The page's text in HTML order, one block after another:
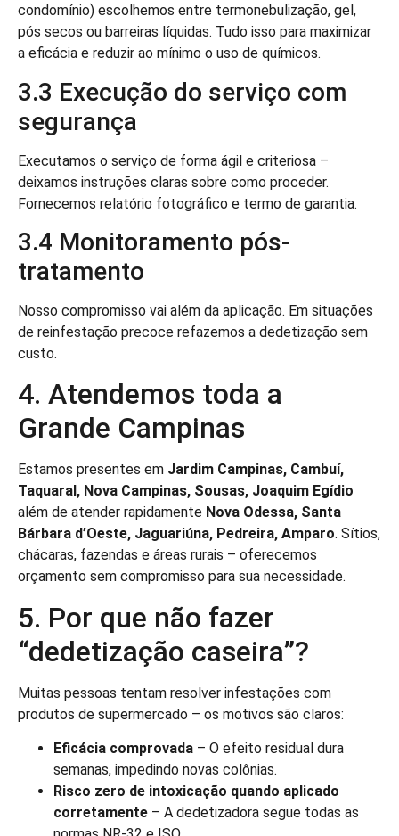
condomínio) escolhemos entre termonebulização, gel,
pós secos ou barreiras líquidas. Tudo isso para maximizar
a eficácia e reduzir ao mínimo o uso de químicos.
3.3 Execução do serviço com
segurança
Executamos o serviço de forma ágil e criteriosa –
deixamos instruções claras sobre como proceder.
Fornecemos relatório fotográfico e termo de garantia.
3.4 Monitoramento pós-
tratamento
Nosso compromisso vai além da aplicação. Em situações
de reinfestação precoce refazemos a dedetização sem
custo.
4. Atendemos toda a
Grande Campinas
Estamos presentes em Jardim Campinas, Cambuí,
Taquaral, Nova Campinas, Sousas, Joaquim Egídio
além de atender rapidamente Nova Odessa, Santa
Bárbara d’Oeste, Jaguariúna, Pedreira, Amparo. Sítios,
chácaras, fazendas e áreas rurais – oferecemos
orçamento sem compromisso para sua necessidade.
5. Por que não fazer
“dedetização caseira”?
Muitas pessoas tentam resolver infestações com
produtos de supermercado – os motivos são claros:
Eficácia comprovada – O efeito residual dura
semanas, impedindo novas colônias.
Risco zero de intoxicação quando aplicado
corretamente – A dedetizadora segue todas as